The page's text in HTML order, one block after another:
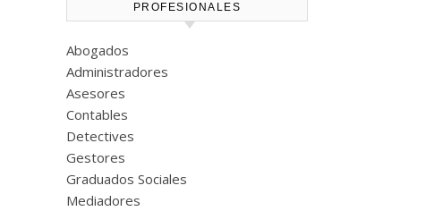
PROFESIONALES
Abogados
Administradores
Asesores
Contables
Detectives
Gestores
Graduados Sociales
Mediadores